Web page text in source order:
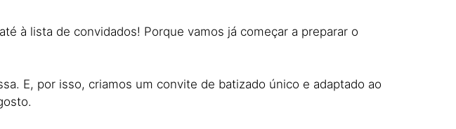
à lista de convidados! Porque vamos já começar a preparar o
E, por isso, criamos um convite de batizado único e adaptado ao